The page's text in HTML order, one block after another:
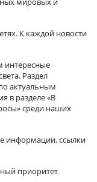
К каждой новости
интересные
Раздел
актуальным
в разделе «В
среди наших
информации, ссылки
приоритет.